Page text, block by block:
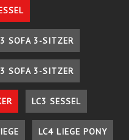
SOFA 3-SITZER
SOFA 3-SITZER
LC3 SESSEL
LC4 LIEGE PONY